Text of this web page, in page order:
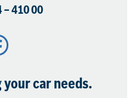
– 410 00
your car needs.